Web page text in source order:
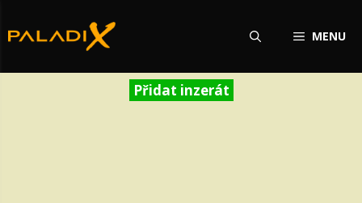
na
MENU
Přidat inzerát